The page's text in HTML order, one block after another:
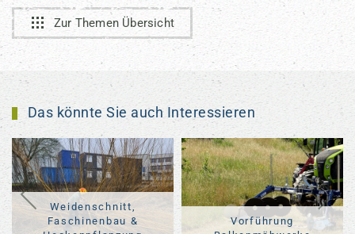
Zur Themen Übersicht
Das könnte Sie auch Interessieren
Vorführung
Streuobstinitiative